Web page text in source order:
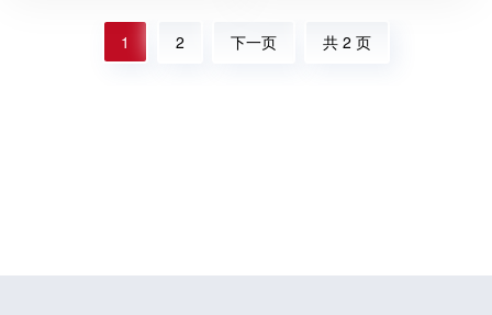
1 2 下一页 共 2 页